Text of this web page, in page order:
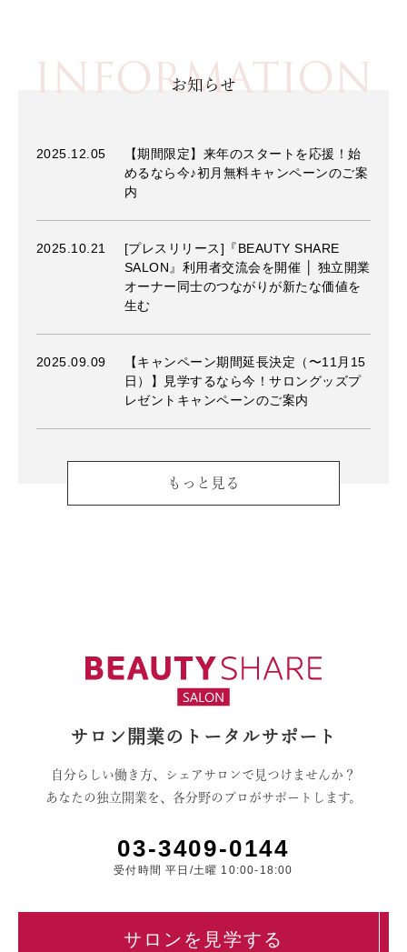
INFORMATION
お知らせ
2025.12.05
【期間限定】来年のスタートを応援！始
めるなら今♪初月無料キャンペーンのご案
内
2025.10.21
[プレスリリース]『BEAUTY SHARE
SALON』利用者交流会を開催 │ 独立開業
オーナー同士のつながりが新たな価値を
生む
2025.09.09
【キャンペーン期間延長決定（〜11月15
日）】見学するなら今！サロングッズプ
レゼントキャンペーンのご案内
もっと見る
サロン開業のトータルサポート
自分らしい働き方、シェアサロンで見つけませんか？
あなたの独立開業を、各分野のプロがサポートします。
03-3409-0144
受付時間 平日/土曜 10:00-18:00
サロンを見学する